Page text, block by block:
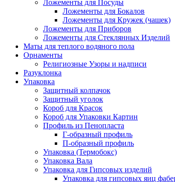
Ложементы для Посуды
Ложементы для Бокалов
Ложементы для Кружек (чашек)
Ложементы для Приборов
Ложементы для Стеклянных Изделий
Маты для теплого водяного пола
Орнаменты
Религиозные Узоры и надписи
Разуклонка
Упаковка
Защитный колпачок
Защитный уголок
Короб для Красок
Короб для Упаковки Картин
Профиль из Пенопласта
Г-образный профиль
П-образный профиль
Упаковка (Термобокс)
Упаковка Вала
Упаковка для Гипсовых изделий
Упаковка для гипсовых яиц